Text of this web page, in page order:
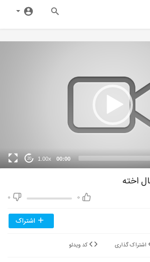
00:00
1.00x
20
0
0
اشتراک